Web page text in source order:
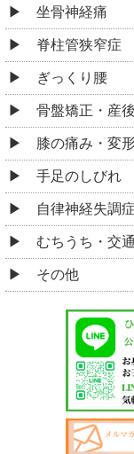
坐骨神経痛
脊柱管狭窄症
ぎっくり腰
骨盤矯正・産
膝の痛み・変
手足のしびれ
自律神経失調症
むちうち・交
その他